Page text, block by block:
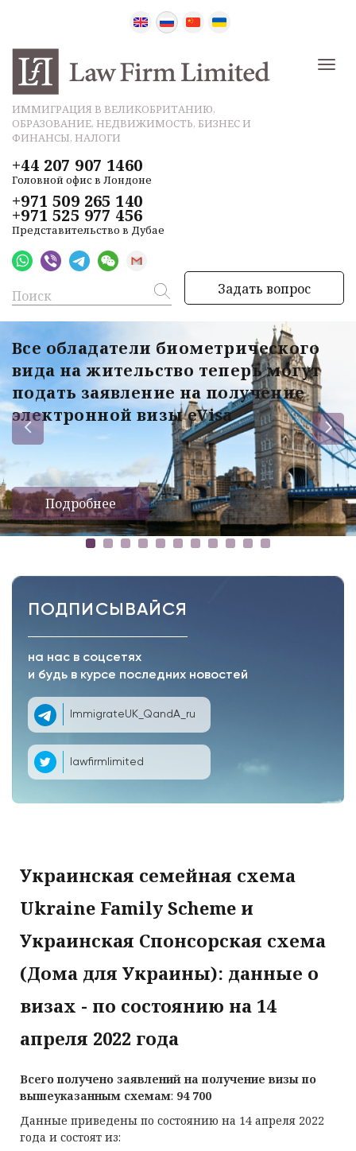
ИММИГРАЦИЯ В ВЕЛИКОБРИТАНИЮ,
ОБРАЗОВАНИЕ, НЕДВИЖИМОСТЬ, БИЗНЕС И
ФИНАНСЫ, НАЛОГИ
+44 207 907 1460
Головной офис в Лондоне
+971 509 265 140
+971 525 977 456
Представительство в Дубае
Задать вопрос
Все обладатели биометрического
вида на жительство теперь могут
подать заявление на получение
электронной визы eVisa
Подробнее
ПОДПИСЫВАЙСЯ
на нас в соцсетях
и будь в курсе последних новостей
ImmigrateUK_QandA_ru
lawfirmlimited
Украинская семейная схема
Ukraine Family Scheme и
Украинская Спонсорская схема
(Дома для Украины): данные о
визах - по состоянию на 14
апреля 2022 года
Всего получено заявлений на получение визы по
вышеуказанным схемам: 94 700
Данные приведены по состоянию на 14 апреля 2022
года и состоят из: